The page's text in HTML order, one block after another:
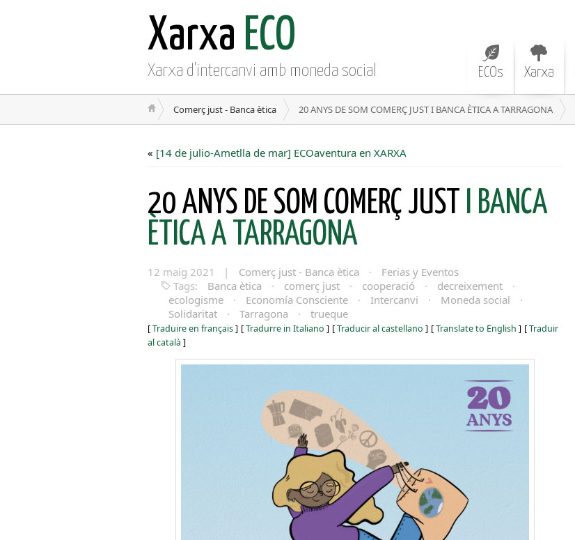
Xarxa ECO
Xarxa d'intercanvi amb moneda social ECOs Xarxa
Comerç just - Banca ètica 20 ANYS DE SOM COMERÇ JUST I BANCA ÈTICA A TARRAGONA
« [14 de julio-Ametlla de mar] ECOaventura en XARXA
20 ANYS DE SOM COMERÇ JUST I BANCA
ÈTICA A TARRAGONA
12 maig 2021 | Comerç just - Banca ètica ·
Ferias y Eventos
Tags:
Banca ètica · comerç just · cooperació · decreixement
·
ecologisme
· Economía Consciente · Intercanvi · Moneda social
·
Solidaritat
· Tarragona · trueque
[Traduire en français] [Tradurre in Italiano ] [Traducir al castellano ] [Translate to English ] [Traduir
al català ]